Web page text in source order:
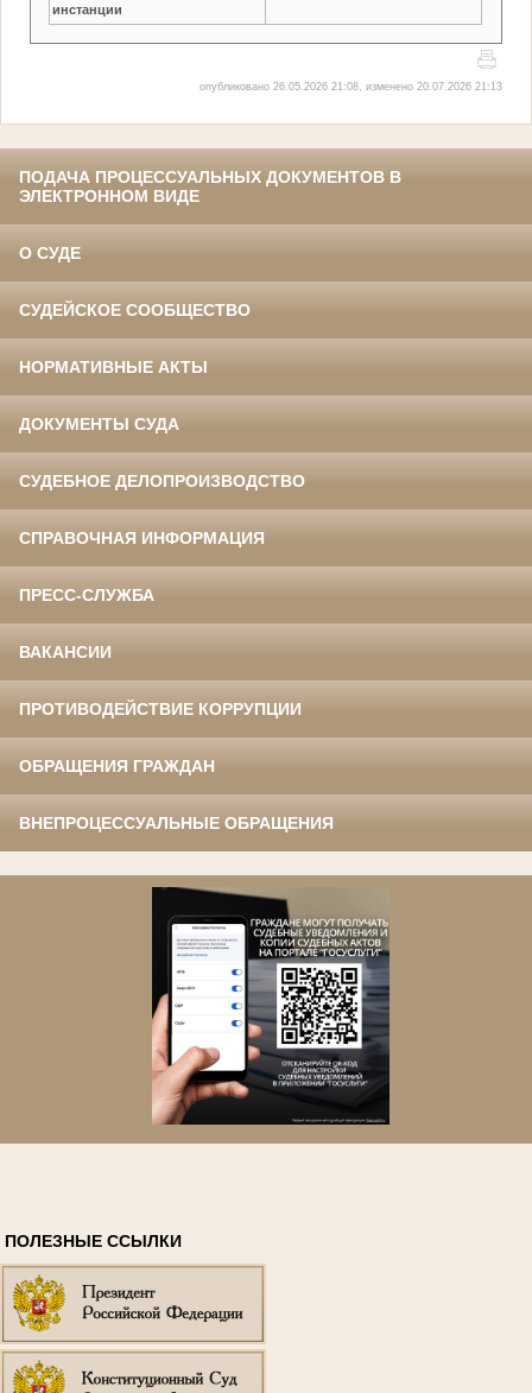
инстанции
опубликовано 26.05.2026 21:08, изменено 20.07.2026 21:13
ПОДАЧА ПРОЦЕССУАЛЬНЫХ ДОКУМЕНТОВ В
ЭЛЕКТРОННОМ ВИДЕ
О СУДЕ
СУДЕЙСКОЕ СООБЩЕСТВО
НОРМАТИВНЫЕ АКТЫ
ДОКУМЕНТЫ СУДА
СУДЕБНОЕ ДЕЛОПРОИЗВОДСТВО
СПРАВОЧНАЯ ИНФОРМАЦИЯ
ПРЕСС-СЛУЖБА
ВАКАНСИИ
ПРОТИВОДЕЙСТВИЕ КОРРУПЦИИ
ОБРАЩЕНИЯ ГРАЖДАН
ВНЕПРОЦЕССУАЛЬНЫЕ ОБРАЩЕНИЯ
ПОЛЕЗНЫЕ ССЫЛКИ